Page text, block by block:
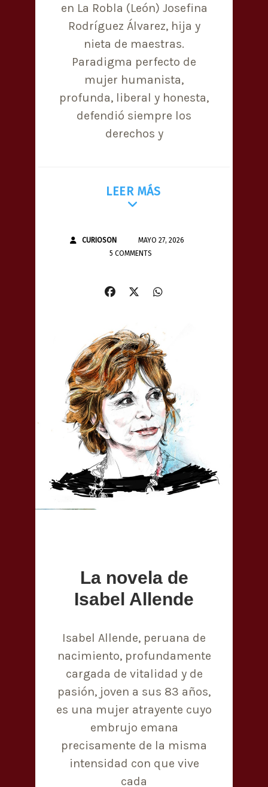
en La Robla (León) Josefina
Rodríguez Álvarez, hija y
nieta de maestras.
Paradigma perfecto de
mujer humanista,
profunda, liberal y honesta,
defendió siempre los
derechos y
LEER MÁS
CURIOSON
MAYO 27, 2026
5 COMMENTS
La novela de
Isabel Allende
Isabel Allende, peruana de
nacimiento, profundamente
cargada de vitalidad y de
pasión, joven a sus 83 años,
es una mujer atrayente cuyo
embrujo emana
precisamente de la misma
intensidad con que vive
cada